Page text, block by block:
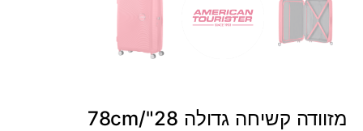
מזוודה קשיחה גדולה 78cm/"28